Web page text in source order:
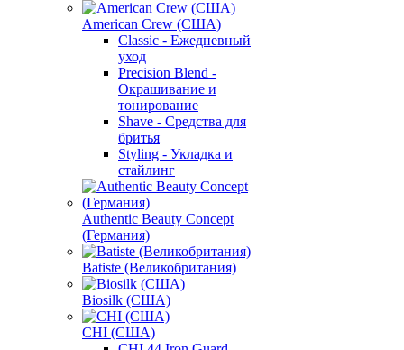
American Crew (США)
Classic - Ежедневный
уход
Precision Blend -
Окрашивание и
тонирование
Shave - Средства для
бритья
Styling - Укладка и
стайлинг
Authentic Beauty Concept
(Германия)
Batiste (Великобритания)
Biosilk (США)
CHI (США)